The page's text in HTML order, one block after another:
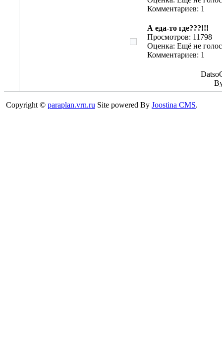
Комментариев: 1
А еда-то где???!!!
Просмотров: 11798
Оценка: Ещё не
Комментариев: 1
Copyright © paraplan.vrn.ru Site powered By Joostina CMS.